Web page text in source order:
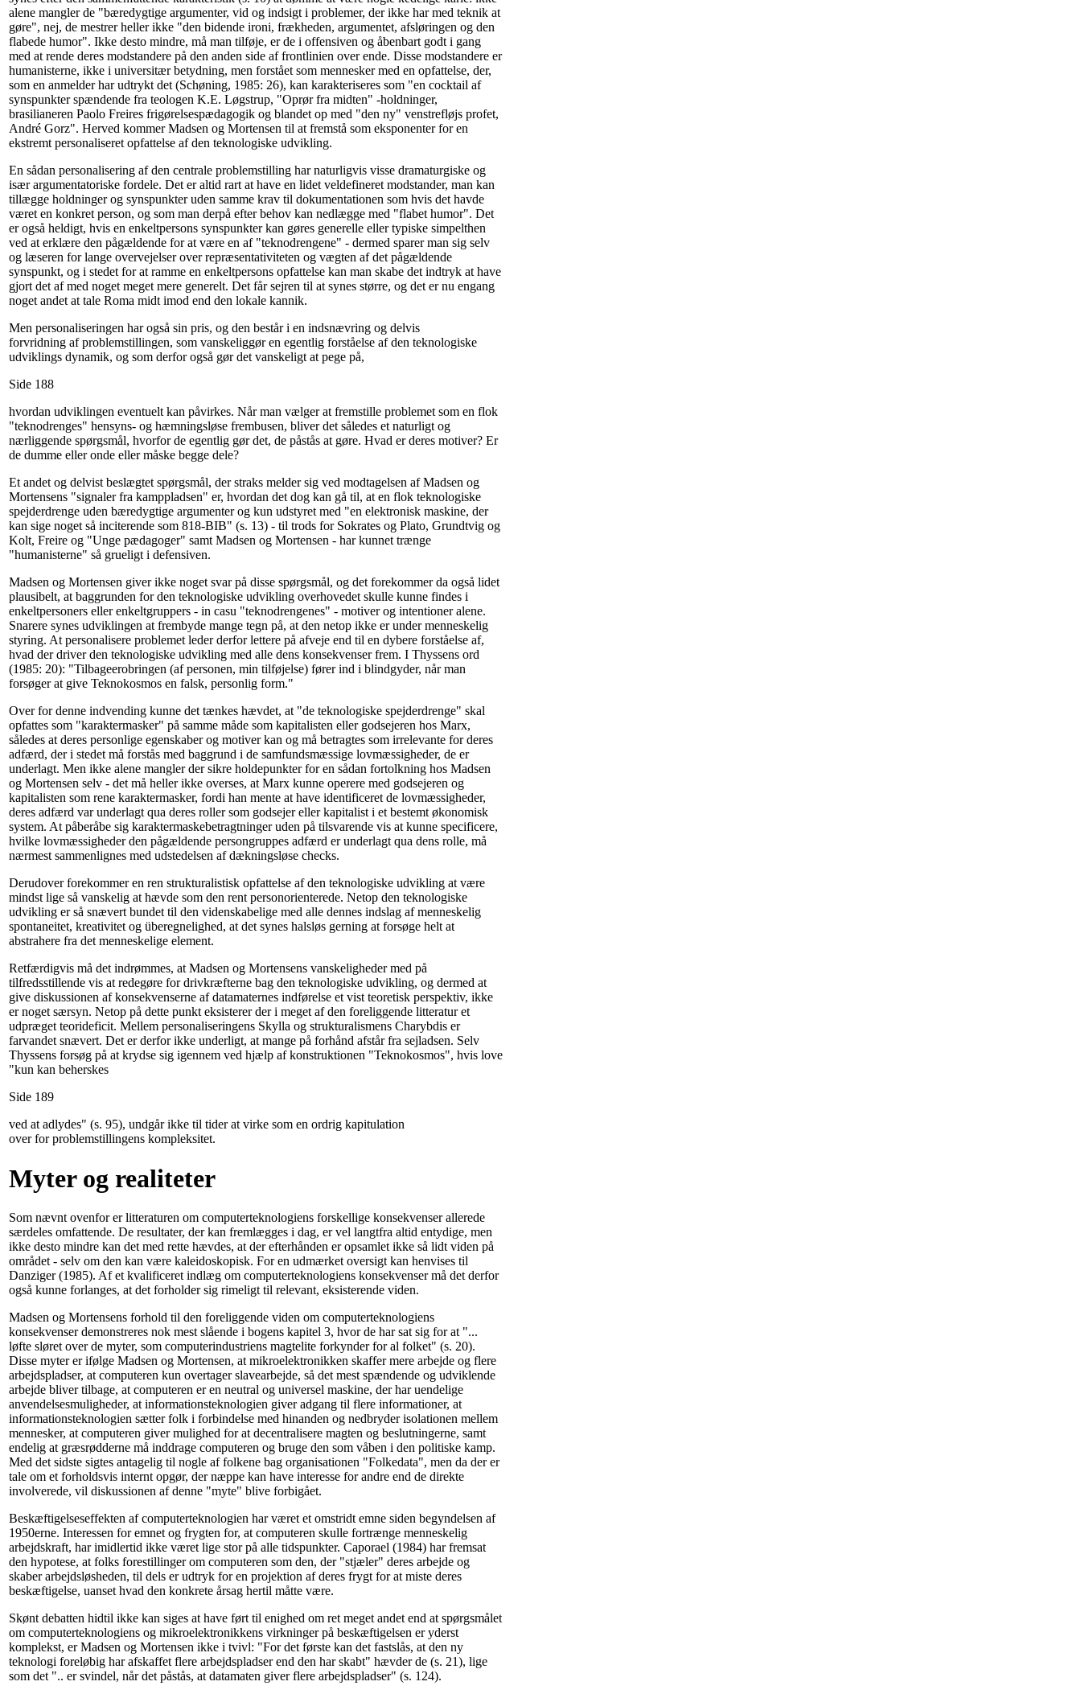
alene mangler de "bæredygtige argumenter, vid og indsigt i problemer, der ikke har med teknik at
gøre", nej, de mestrer heller ikke "den bidende ironi, frækheden, argumentet, afsløringen og den
flabede humor". Ikke desto mindre, må man tilføje, er de i offensiven og åbenbart godt i gang
med at rende deres modstandere på den anden side af frontlinien over ende. Disse modstandere er
humanisterne, ikke i universitær betydning, men forstået som mennesker med en opfattelse, der,
som en anmelder har udtrykt det (Schøning, 1985: 26), kan karakteriseres som "en cocktail af
synspunkter spændende fra teologen K.E. Løgstrup, "Oprør fra midten" -holdninger,
brasilianeren Paolo Freires frigørelsespædagogik og blandet op med "den ny" venstrefløjs profet,
André Gorz". Herved kommer Madsen og Mortensen til at fremstå som eksponenter for en
ekstremt personaliseret opfattelse af den teknologiske udvikling.
En sådan personalisering af den centrale problemstilling har naturligvis visse dramaturgiske og
især argumentatoriske fordele. Det er altid rart at have en lidet veldefineret modstander, man kan
tillægge holdninger og synspunkter uden samme krav til dokumentationen som hvis det havde
været en konkret person, og som man derpå efter behov kan nedlægge med "flabet humor". Det
er også heldigt, hvis en enkeltpersons synspunkter kan gøres generelle eller typiske simpelthen
ved at erklære den pågældende for at være en af "teknodrengene" - dermed sparer man sig selv
og læseren for lange overvejelser over repræsentativiteten og vægten af det pågældende
synspunkt, og i stedet for at ramme en enkeltpersons opfattelse kan man skabe det indtryk at have
gjort det af med noget meget mere generelt. Det får sejren til at synes større, og det er nu engang
noget andet at tale Roma midt imod end den lokale kannik.
Men personaliseringen har også sin pris, og den består i en indsnævring og delvis
forvridning af problemstillingen, som vanskeliggør en egentlig forståelse af den teknologiske
udviklings dynamik, og som derfor også gør det vanskeligt at pege på,
Side 188
hvordan udviklingen eventuelt kan påvirkes. Når man vælger at fremstille problemet som en flok
"teknodrenges" hensyns- og hæmningsløse frembusen, bliver det således et naturligt og
nærliggende spørgsmål, hvorfor de egentlig gør det, de påstås at gøre. Hvad er deres motiver? Er
de dumme eller onde eller måske begge dele?
Et andet og delvist beslægtet spørgsmål, der straks melder sig ved modtagelsen af Madsen og
Mortensens "signaler fra kamppladsen" er, hvordan det dog kan gå til, at en flok teknologiske
spejderdrenge uden bæredygtige argumenter og kun udstyret med "en elektronisk maskine, der
kan sige noget så inciterende som 818-BIB" (s. 13) - til trods for Sokrates og Plato, Grundtvig og
Kolt, Freire og "Unge pædagoger" samt Madsen og Mortensen - har kunnet trænge
"humanisterne" så grueligt i defensiven.
Madsen og Mortensen giver ikke noget svar på disse spørgsmål, og det forekommer da også lidet
plausibelt, at baggrunden for den teknologiske udvikling overhovedet skulle kunne findes i
enkeltpersoners eller enkeltgruppers - in casu "teknodrengenes" - motiver og intentioner alene.
Snarere synes udviklingen at frembyde mange tegn på, at den netop ikke er under menneskelig
styring. At personalisere problemet leder derfor lettere på afveje end til en dybere forståelse af,
hvad der driver den teknologiske udvikling med alle dens konsekvenser frem. I Thyssens ord
(1985: 20): "Tilbageerobringen (af personen, min tilføjelse) fører ind i blindgyder, når man
forsøger at give Teknokosmos en falsk, personlig form."
Over for denne indvending kunne det tænkes hævdet, at "de teknologiske spejderdrenge" skal
opfattes som "karaktermasker" på samme måde som kapitalisten eller godsejeren hos Marx,
således at deres personlige egenskaber og motiver kan og må betragtes som irrelevante for deres
adfærd, der i stedet må forstås med baggrund i de samfundsmæssige lovmæssigheder, de er
underlagt. Men ikke alene mangler der sikre holdepunkter for en sådan fortolkning hos Madsen
og Mortensen selv - det må heller ikke overses, at Marx kunne operere med godsejeren og
kapitalisten som rene karaktermasker, fordi han mente at have identificeret de lovmæssigheder,
deres adfærd var underlagt qua deres roller som godsejer eller kapitalist i et bestemt økonomisk
system. At påberåbe sig karaktermaskebetragtninger uden på tilsvarende vis at kunne specificere,
hvilke lovmæssigheder den pågældende persongruppes adfærd er underlagt qua dens rolle, må
nærmest sammenlignes med udstedelsen af dækningsløse checks.
Derudover forekommer en ren strukturalistisk opfattelse af den teknologiske udvikling at være
mindst lige så vanskelig at hævde som den rent personorienterede. Netop den teknologiske
udvikling er så snævert bundet til den videnskabelige med alle dennes indslag af menneskelig
spontaneitet, kreativitet og überegnelighed, at det synes halsløs gerning at forsøge helt at
abstrahere fra det menneskelige element.
Retfærdigvis må det indrømmes, at Madsen og Mortensens vanskeligheder med på
tilfredsstillende vis at redegøre for drivkræfterne bag den teknologiske udvikling, og dermed at
give diskussionen af konsekvenserne af datamaternes indførelse et vist teoretisk perspektiv, ikke
er noget særsyn. Netop på dette punkt eksisterer der i meget af den foreliggende litteratur et
udpræget teorideficit. Mellem personaliseringens Skylla og strukturalismens Charybdis er
farvandet snævert. Det er derfor ikke underligt, at mange på forhånd afstår fra sejladsen. Selv
Thyssens forsøg på at krydse sig igennem ved hjælp af konstruktionen "Teknokosmos", hvis love
"kun kan beherskes
Side 189
ved at adlydes" (s. 95), undgår ikke til tider at virke som en ordrig kapitulation
over for problemstillingens kompleksitet.
Myter og realiteter
Som nævnt ovenfor er litteraturen om computerteknologiens forskellige konsekvenser allerede
særdeles omfattende. De resultater, der kan fremlægges i dag, er vel langtfra altid entydige, men
ikke desto mindre kan det med rette hævdes, at der efterhånden er opsamlet ikke så lidt viden på
området - selv om den kan være kaleidoskopisk. For en udmærket oversigt kan henvises til
Danziger (1985). Af et kvalificeret indlæg om computerteknologiens konsekvenser må det derfor
også kunne forlanges, at det forholder sig rimeligt til relevant, eksisterende viden.
Madsen og Mortensens forhold til den foreliggende viden om computerteknologiens
konsekvenser demonstreres nok mest slående i bogens kapitel 3, hvor de har sat sig for at "...
løfte sløret over de myter, som computerindustriens magtelite forkynder for al folket" (s. 20).
Disse myter er ifølge Madsen og Mortensen, at mikroelektronikken skaffer mere arbejde og flere
arbejdspladser, at computeren kun overtager slavearbejde, så det mest spændende og udviklende
arbejde bliver tilbage, at computeren er en neutral og universel maskine, der har uendelige
anvendelsesmuligheder, at informationsteknologien giver adgang til flere informationer, at
informationsteknologien sætter folk i forbindelse med hinanden og nedbryder isolationen mellem
mennesker, at computeren giver mulighed for at decentralisere magten og beslutningerne, samt
endelig at græsrødderne må inddrage computeren og bruge den som våben i den politiske kamp.
Med det sidste sigtes antagelig til nogle af folkene bag organisationen "Folkedata", men da der er
tale om et forholdsvis internt opgør, der næppe kan have interesse for andre end de direkte
involverede, vil diskussionen af denne "myte" blive forbigået.
Beskæftigelseseffekten af computerteknologien har været et omstridt emne siden begyndelsen af
1950erne. Interessen for emnet og frygten for, at computeren skulle fortrænge menneskelig
arbejdskraft, har imidlertid ikke været lige stor på alle tidspunkter. Caporael (1984) har fremsat
den hypotese, at folks forestillinger om computeren som den, der "stjæler" deres arbejde og
skaber arbejdsløsheden, til dels er udtryk for en projektion af deres frygt for at miste deres
beskæftigelse, uanset hvad den konkrete årsag hertil måtte være.
Skønt debatten hidtil ikke kan siges at have ført til enighed om ret meget andet end at spørgsmålet
om computerteknologiens og mikroelektronikkens virkninger på beskæftigelsen er yderst
komplekst, er Madsen og Mortensen ikke i tvivl: "For det første kan det fastslås, at den ny
teknologi foreløbig har afskaffet flere arbejdspladser end den har skabt" hævder de (s. 21), lige
som det ".. er svindel, når det påstås, at datamaten giver flere arbejdspladser" (s. 124).